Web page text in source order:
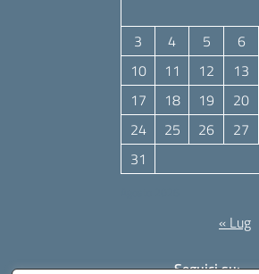
3
4 5 6
10
11 12 13
17
18 19 20
24
25 26 27
31
« Lug
Seguici su: